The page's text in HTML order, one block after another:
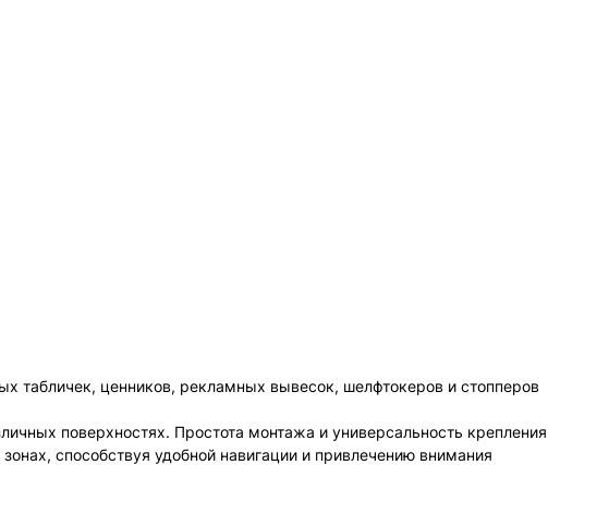
табличек, ценников, рекламных вывесок, шелфтокеров и стопперов
поверхностях. Простота монтажа и универсальность крепления
способствуя удобной навигации и привлечению внимания